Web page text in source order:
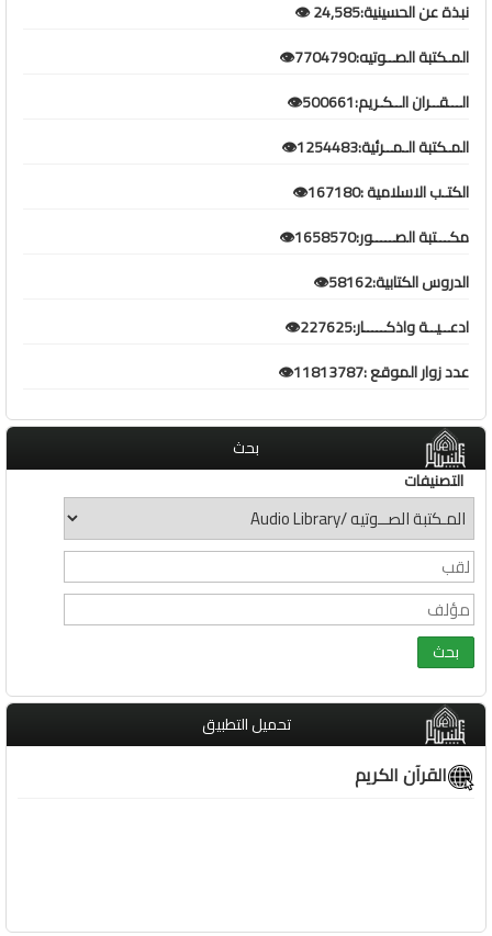
نبذة عن الحسينية:24,585 👁️
المـكتبة الصــوتيه:7704790👁️
الـــقــران الــكـريم:500661👁️
المـكتبة الـمــرئية:1254483👁️
الكتـب الاسلامية :167180👁️
مكـــتبة الصـــــور:1658570👁️
الدروس الكتابية:58162👁️
ادعــيــة واذكـــــار:227625👁️
عدد زوار الموقع :11813787👁️
بحث
التصنيفات
تحميل التطبيق
القرآن الكريم